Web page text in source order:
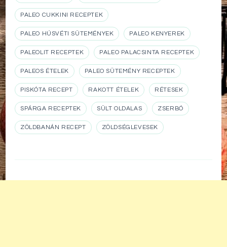
PALEO CUKKINI RECEPTEK
PALEO HÚSVÉTI SÜTEMÉNYEK PALEO KENYEREK
PALEOLIT RECEPTEK PALEO PALACSINTA RECEPTEK
PALEOS ÉTELEK PALEO SÜTEMÉNY RECEPTEK
PISKÓTA RECEPT RAKOTT ÉTELEK RÉTESEK
SPÁRGA RECEPTEK SÜLT OLDALAS ZSERBÓ
ZÖLDBANÁN RECEPT ZÖLDSÉGLEVESEK